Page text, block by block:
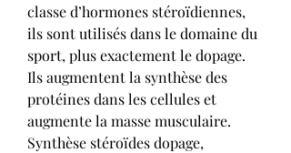
classe d’hormones stéroïdiennes,
ils sont utilisés dans le domaine du
sport, plus exactement le dopage.
Ils augmentent la synthèse des
protéines dans les cellules et
augmente la masse musculaire.
Synthèse stéroïdes dopage,